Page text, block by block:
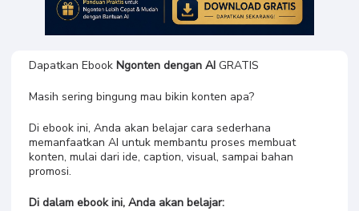
Dapatkan Ebook Ngonten dengan AI GRATIS
Masih sering bingung mau bikin konten apa?
Di ebook ini, Anda akan belajar cara sederhana
memanfaatkan AI untuk membantu proses membuat
konten, mulai dari ide, caption, visual, sampai bahan
promosi.
Di dalam ebook ini, Anda akan belajar: